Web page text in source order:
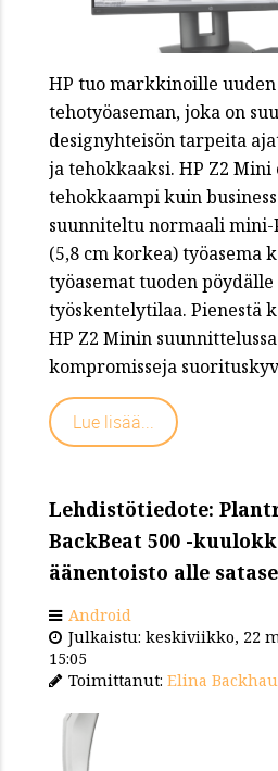
HP tuo markkinoille uuden
tehotyöaseman, joka on
designyhteisön tarpeita
ja tehokkaaksi. HP Z2
tehokkaampi kuin
suunniteltu normaali mini-
(5,8 cm korkea) työasema
työasemat tuoden pöydälle
työskentelytilaa. Pienestä
HP Z2 Minin
kompromisseja
Lue lisää...
Lehdistötiedote:
BackBeat 500 -
äänentoisto alle
Android
Julkaistu: keskiviikko, 22
15:05
Toimittanut: Elina